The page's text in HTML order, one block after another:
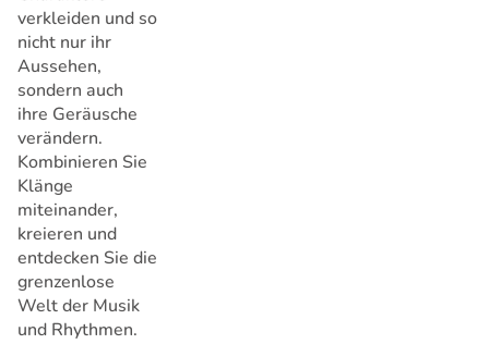
verkleiden und so
nicht nur ihr
Aussehen,
sondern auch
ihre Geräusche
verändern.
Kombinieren Sie
Klänge
miteinander,
kreieren und
entdecken Sie die
grenzenlose
Welt der Musik
und Rhythmen.